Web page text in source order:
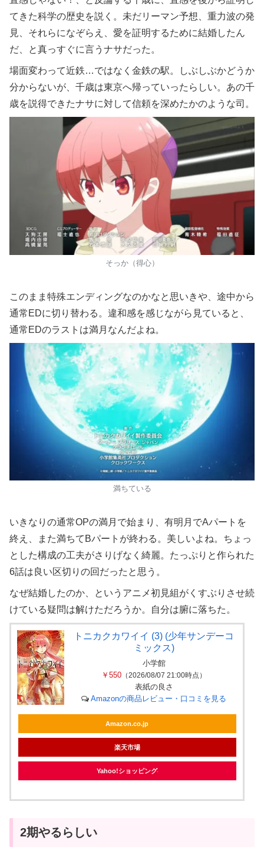
てきた科学の歴史を説く。未だリーマン予想、重力波の発
見、それらになぞらえ、愛を証明するために結婚したん
だ、と真っすぐに言うナサだった。
場面変わって近鉄…ではなく金鉄の駅。しぶしぶかどうか
分からないが、千歳は東京へ帰っていったらしい。あの千
歳を説得できたナサに対して信頼を深めたかのような司。
そっか（得心）
このまま特殊エンディングなのかなと思いきや、途中から
通常EDに切り替わる。違和感を感じながら見ていると、
通常EDのラストは満月なんだよね。
満ちている
いきなりの通常OPの満月で始まり、有明月でAパートを
終え、また満ちてBパートが終わる。美しいよね。ちょっ
とした構成の工夫がさりげなく綺麗。たっぷりと作られた
6話は良い区切りの回だったと思う。
なぜ結婚したのか、というアニメ初見組がくすぶりさせ続
けている疑問は解けただろうか。自分は腑に落ちた。
トニカクカワイイ (3) (少年サンデーコ
ミックス)
小学館
￥550 （2026/08/07 21:00時点）
表紙の良さ
Amazonの商品レビュー・口コミを見る
Amazon.co.jp
楽天市場
Yahoo!ショッピング
2期やるらしい